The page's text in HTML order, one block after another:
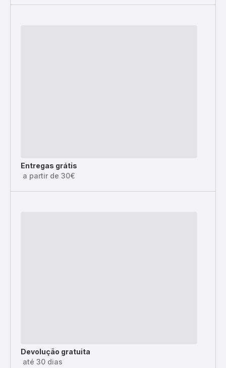
Entregas grátis
a partir de 30€
Devolução gratuita
até 30 dias